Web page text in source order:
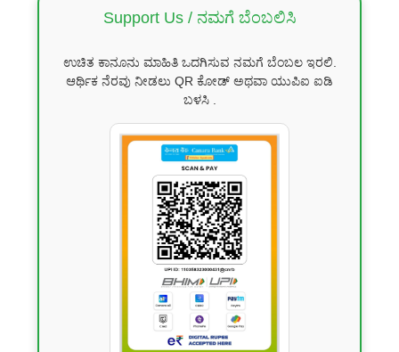
Support Us / ನಮಗೆ ಬೆಂಬಲಿಸಿ
ಉಚಿತ ಕಾನೂನು ಮಾಹಿತಿ ಒದಗಿಸುವ ನಮಗೆ ಬೆಂಬಲ ಇರಲಿ.
ಆರ್ಥಿಕ ನೆರವು ನೀಡಲು QR ಕೋಡ್ ಅಥವಾ ಯುಪಿಐ ಐಡಿ
ಬಳಸಿ .